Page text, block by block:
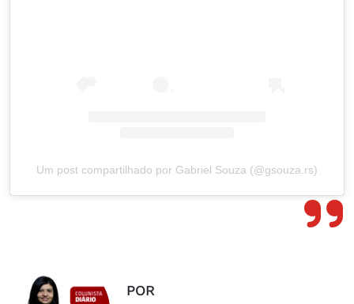
Um post compartilhado por Gabriel Souza (@gsouza.rs)
POR